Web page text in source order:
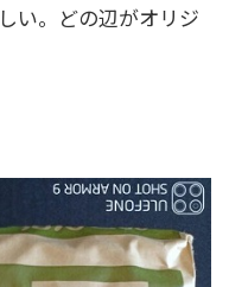
い。どの辺がオリジ